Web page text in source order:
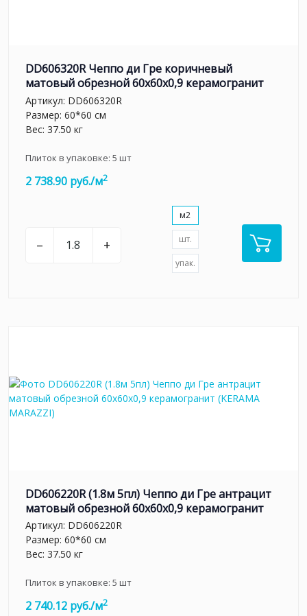
DD606320R Чеппо ди Гре коричневый
матовый обрезной 60x60x0,9 керамогранит
Артикул: DD606320R
Размер: 60*60 см
Вес: 37.50 кг
Плиток в упаковке: 5 шт
2 738.90 руб./м2
– +
м2
шт.
упак.
DD606220R (1.8м 5пл) Чеппо ди Гре антрацит
матовый обрезной 60x60x0,9 керамогранит
Артикул: DD606220R
Размер: 60*60 см
Вес: 37.50 кг
Плиток в упаковке: 5 шт
2 740.12 руб./м2